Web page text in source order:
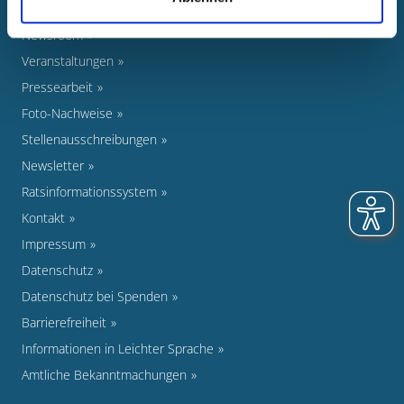
Newsroom
Veranstaltungen
Pressearbeit
Foto-Nachweise
Stellenausschreibungen
Newsletter
Ratsinformationssystem
Kontakt
Impressum
Datenschutz
Datenschutz bei Spenden
Barrierefreiheit
Informationen in Leichter Sprache
Amtliche Bekanntmachungen